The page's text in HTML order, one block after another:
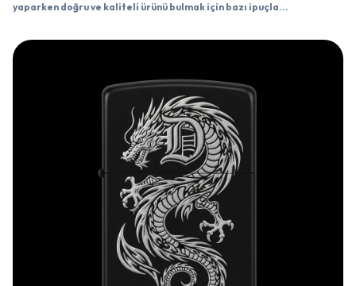
yaparken doğru ve kaliteli ürünü bulmak için bazı ipuçla...